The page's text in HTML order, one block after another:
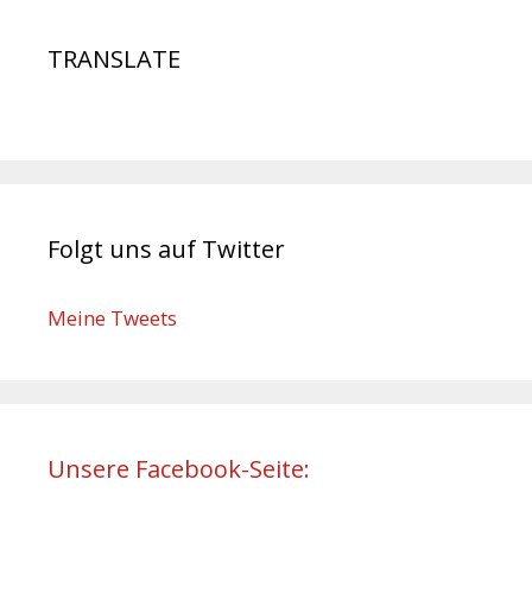
TRANSLATE
Folgt uns auf Twitter
Meine Tweets
Unsere Facebook-Seite: